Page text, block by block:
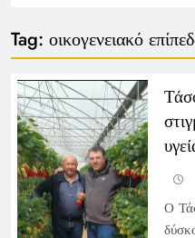
Tag: οικογενειακό
Ο